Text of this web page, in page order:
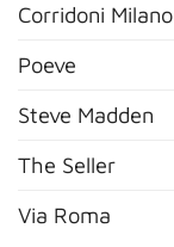
Corridoni Milano
Poeve
Steve Madden
The Seller
Via Roma